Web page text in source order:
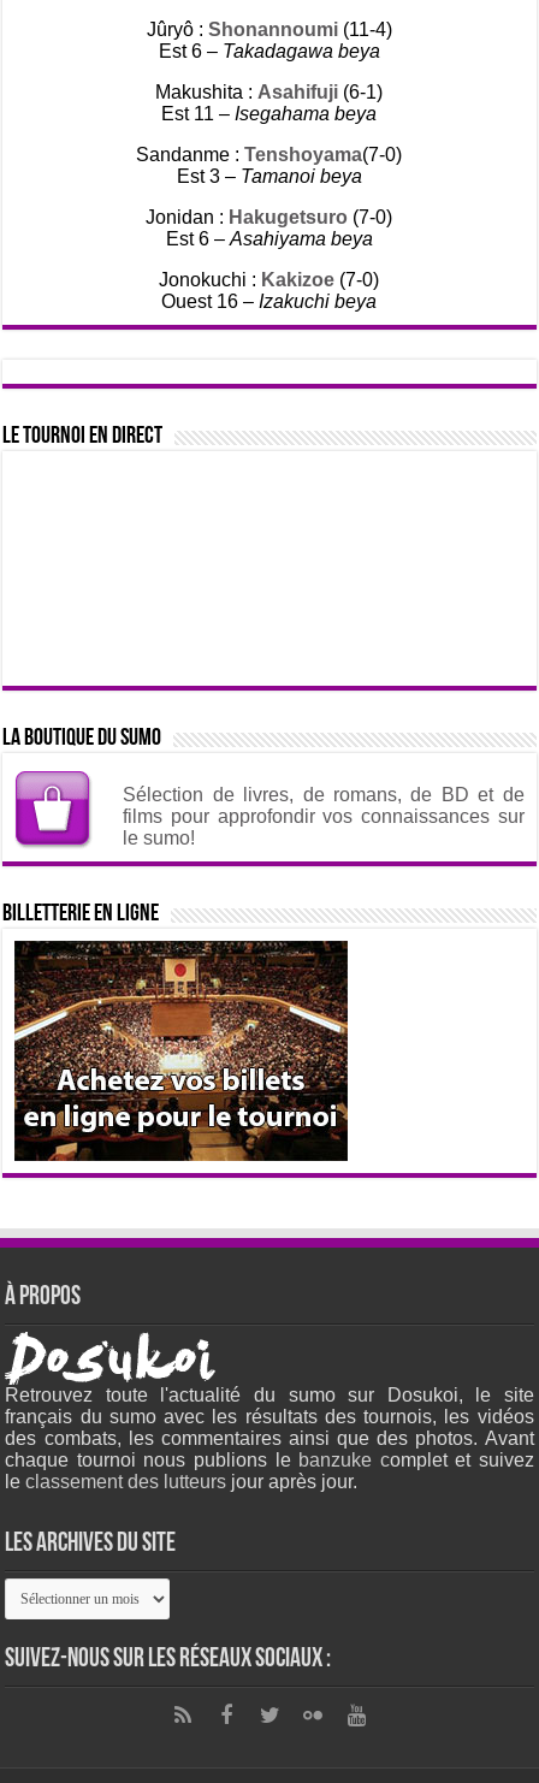
Jûryô : Shonannoumi (11-4)
Est 6 – Takadagawa beya
Makushita : Asahifuji (6-1)
Est 11 –Isegahama beya
Sandanme :Tenshoyama(7-0)
Est 3 – Tamanoi beya
Jonidan : Hakugetsuro (7-0)
Est 6 – Asahiyama beya
Jonokuchi : Kakizoe (7-0)
Ouest 16 –Izakuchi beya
Le tournoi en direct
La boutique du sumo
Sélection de livres, de romans, de BD et de
films pour approfondir vos connaissances sur
le sumo!
Billetterie en ligne
À propos
Retrouvez toute l'actualité du sumo sur Dosukoi, le site
français du sumo avec les résultats des tournois, les vidéos
des combats, les commentaires ainsi que des photos. Avant
chaque tournoi nous publions le banzuke complet et suivez
leclassement des lutteurs jour après jour.
Les archives du site
Les
archives
site
Suivez-nous sur les réseaux sociaux :